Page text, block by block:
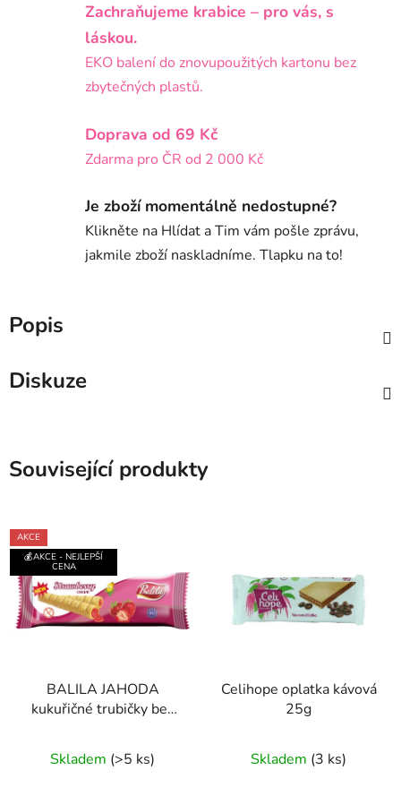
Zachraňujeme krabice – pro vás, s
láskou.
EKO balení do znovupoužitých kartonu bez
zbytečných plastů.
Doprava od 69 Kč
Zdarma pro ČR od 2 000 Kč
Je zboží momentálně nedostupné?
Klikněte na Hlídat a Tim vám pošle zprávu,
jakmile zboží naskladníme. Tlapku na to!
Popis
Diskuze
Související produkty
AKCE
💰AKCE - NEJLEPŠÍ
CENA
BALILA JAHODA
kukuřičné trubičky bez
hodnocení
Skladem (>5 ks)
Celihope oplatka kávová
25g
hodnocení
Skladem (3 ks)